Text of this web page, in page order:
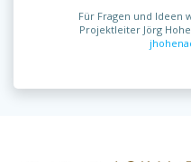
Für Fragen und Ideen
Projektleiter Jörg